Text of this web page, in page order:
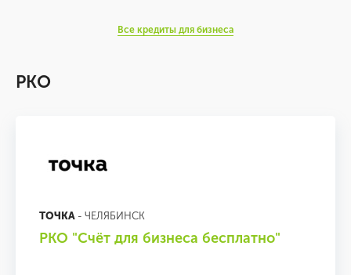
Все кредиты для бизнеса
РКО
ТОЧКА - ЧЕЛЯБИНСК
РКО "Счёт для бизнеса бесплатно"